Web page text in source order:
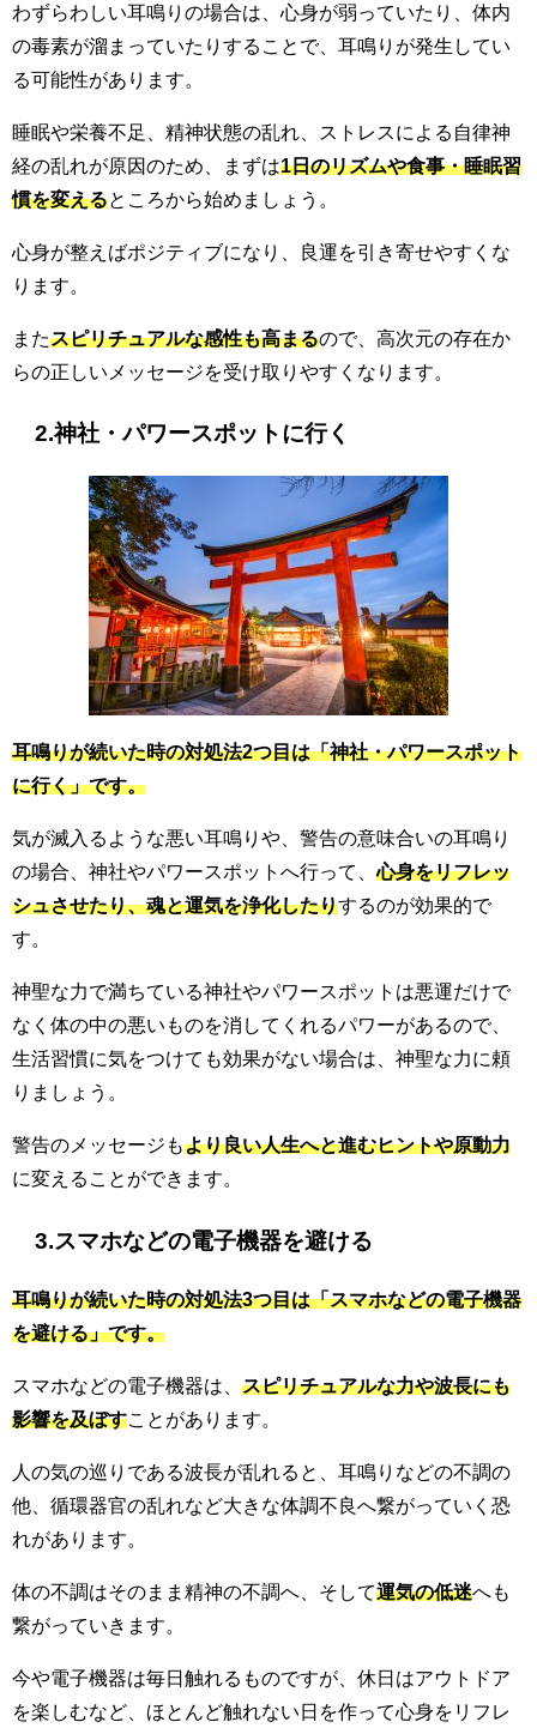
わずらわしい耳鳴りの場合は、心身が弱っていたり、体内
の毒素が溜まっていたりすることで、耳鳴りが発生してい
る可能性があります。
睡眠や栄養不足、精神状態の乱れ、ストレスによる自律神
経の乱れが原因のため、まずは1日のリズムや食事・睡眠習
慣を変えるところから始めましょう。
心身が整えばポジティブになり、良運を引き寄せやすくな
ります。
またスピリチュアルな感性も高まるので、高次元の存在か
らの正しいメッセージを受け取りやすくなります。
2.神社・パワースポットに行く
耳鳴りが続いた時の対処法2つ目は「神社・パワースポット
に行く」です。
気が滅入るような悪い耳鳴りや、警告の意味合いの耳鳴り
の場合、神社やパワースポットへ行って、心身をリフレッ
シュさせたり、魂と運気を浄化したりするのが効果的で
す。
神聖な力で満ちている神社やパワースポットは悪運だけで
なく体の中の悪いものを消してくれるパワーがあるので、
生活習慣に気をつけても効果がない場合は、神聖な力に頼
りましょう。
警告のメッセージもより良い人生へと進むヒントや原動力
に変えることができます。
3.スマホなどの電子機器を避ける
耳鳴りが続いた時の対処法3つ目は「スマホなどの電子機器
を避ける」です。
スマホなどの電子機器は、 スピリチュアルな力や波長にも
影響を及ぼす ことがあります。
人の気の巡りである波長が乱れると、耳鳴りなどの不調の
他、循環器官の乱れなど大きな体調不良へ繋がっていく恐
れがあります。
体の不調はそのまま精神の不調へ、そして運気の低迷へも
繋がっていきます。
今や電子機器は毎日触れるものですが、休日はアウトドア
を楽しむなど、ほとんど触れない日を作って心身をリフレ